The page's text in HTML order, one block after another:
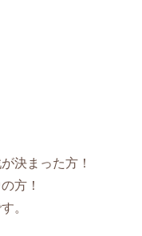
決まった方！
方！
。